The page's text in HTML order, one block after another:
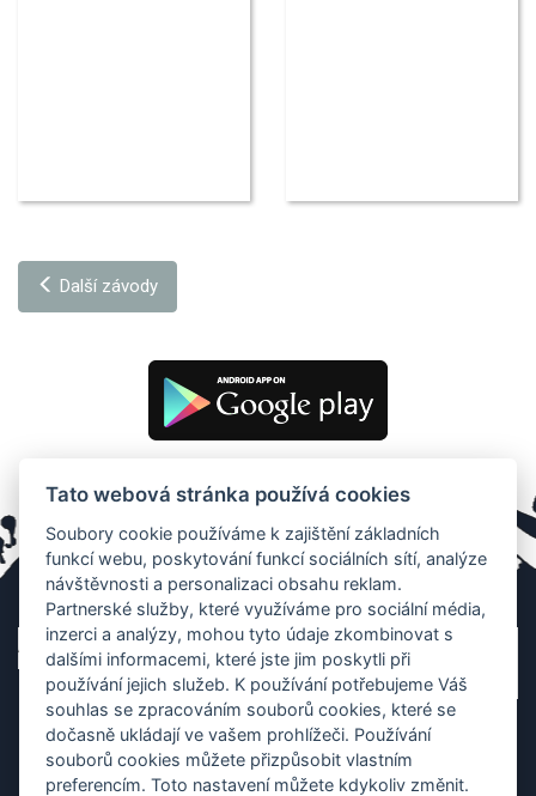
Další závody
Tato webová stránka používá cookies
Soubory cookie používáme k zajištění základních
funkcí webu, poskytování funkcí sociálních sítí, analýze
návštěvnosti a personalizaci obsahu reklam.
Partnerské služby, které využíváme pro sociální média,
inzerci a analýzy, mohou tyto údaje zkombinovat s
dalšími informacemi, které jste jim poskytli při
používání jejich služeb. K používání potřebujeme Váš
souhlas se zpracováním souborů cookies, které se
dočasně ukládají ve vašem prohlížeči. Používání
souborů cookies můžete přizpůsobit vlastním
preferencím. Toto nastavení můžete kdykoliv změnit.